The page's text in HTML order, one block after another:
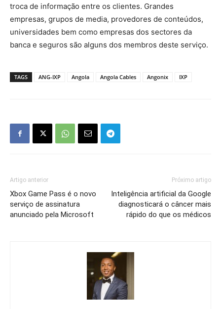
troca de informação entre os clientes. Grandes
empresas, grupos de media, provedores de conteúdos,
universidades bem como empresas dos sectores da
banca e seguros são alguns dos membros deste serviço.
TAGS ANG-IXP Angola Angola Cables Angonix IXP
Artigo anterior
Xbox Game Pass é o novo
serviço de assinatura
anunciado pela Microsoft
Próximo artigo
Inteligência artificial da Google
diagnosticará o câncer mais
rápido do que os médicos